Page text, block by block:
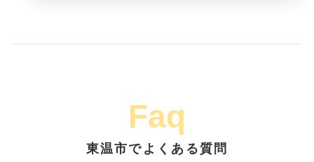
Faq
東温市でよくある質問